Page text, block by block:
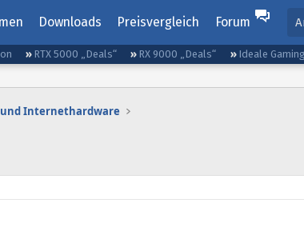
Downloads Preisvergleich Forum
RTX 5000 „Deals“ RX 9000 „Deals“ Ideale
Internethardware